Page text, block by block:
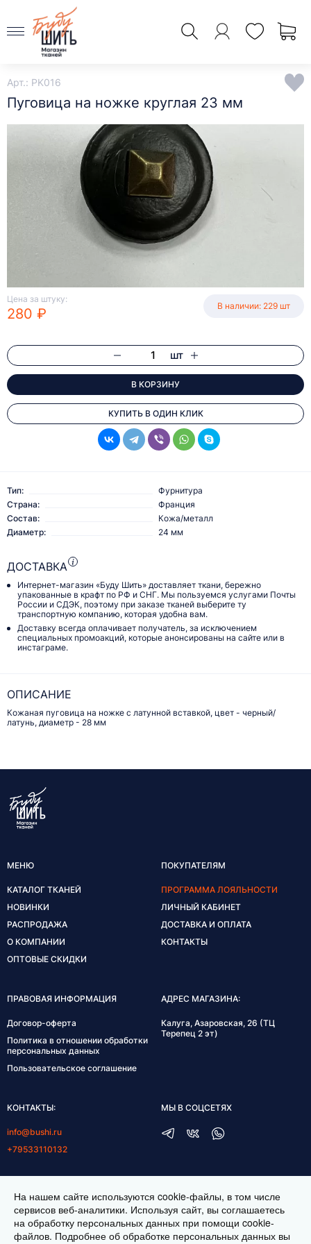
Арт.: PK016
Пуговица на ножке круглая 23 мм
Цена за штуку:
280 ₽ В наличии: 229 шт
шт
В КОРЗИНУ
КУПИТЬ В ОДИН КЛИК
Тип:
Фурнитура
Страна:
Франция
Состав:
Кожа/металл
Диаметр:
24 мм
ДОСТАВКА
Интернет-магазин «Буду Шить» доставляет ткани, бережно
упакованные в крафт по РФ и СНГ. Мы пользуемся услугами Почты
России и СДЭК, поэтому при заказе тканей выберите ту
транспортную компанию, которая удобна вам.
Доставку всегда оплачивает получатель, за исключением
специальных промоакций, которые анонсированы на сайте или в
инстаграме.
ОПИСАНИЕ
Кожаная пуговица на ножке с латунной вставкой, цвет - черный/
латунь, диаметр - 28 мм
МЕНЮ
КАТАЛОГ ТКАНЕЙ
НОВИНКИ
РАСПРОДАЖА
О КОМПАНИИ
ОПТОВЫЕ СКИДКИ
ПОКУПАТЕЛЯМ
ПРОГРАММА ЛОЯЛЬНОСТИ
ЛИЧНЫЙ КАБИНЕТ
ДОСТАВКА И ОПЛАТА
КОНТАКТЫ
ПРАВОВАЯ ИНФОРМАЦИЯ
Договор-оферта
Политика в отношении обработки
персональных данных
Пользовательское соглашение
АДРЕС МАГАЗИНА:
Калуга, Азаровская, 26 (ТЦ
Терепец 2 эт)
КОНТАКТЫ:
info@bushi.ru
+79533110132
пн-пт 10:00-19:00
сб 11:00-17:00
МЫ В СОЦСЕТЯХ
На нашем сайте используются cookie-файлы, в том числе
сервисов веб-аналитики. Используя сайт, вы соглашаетесь
на обработку персональных данных при помощи cookie-
файлов. Подробнее об обработке персональных данных вы